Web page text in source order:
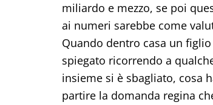
miliardo e mezzo, se poi
ai numeri sarebbe come
Quando dentro casa un
spiegato ricorrendo a
insieme si è sbagliato, cosa
partire la domanda regina